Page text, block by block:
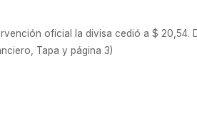
oficial la divisa cedió a $ 20,54.
Tapa y página 3)